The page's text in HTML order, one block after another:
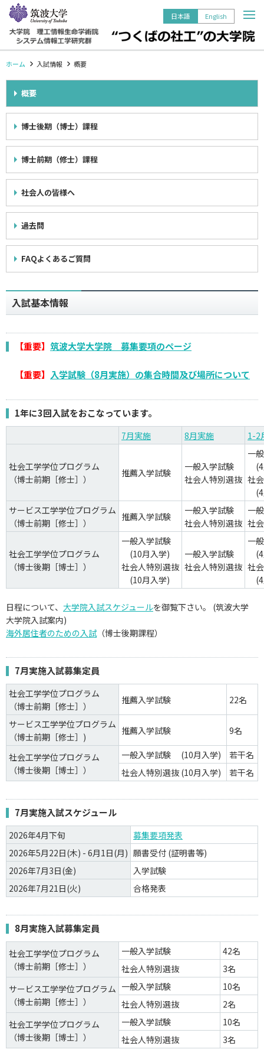
日本語 English
ホーム
つくばの社工の大学院のミッション
社会工学学位プロクラム（博士・修士）
サービス工学学位プログラム（修士）
社会人向け修士（社会工学）地域未来創生教育コース
教員情報
入試情報
留学生受入
お問い合わせ
ホーム 入試情報 概要
概要
博士後期（博士）課程
博士前期（修士）課程
社会人の皆様へ
過去問
FAQよくあるご質問
入試基本情報
【重要】 筑波大学大学院 募集要項のページ
【重要】 入学試験（8月実施）の集合時間及び場所について
1年に3回入試をおこなっています。
7月実施 8月実施 1-2
社会工学学位プログラム
（博士前期［修士］）
推薦入学試験
一般入学試験
社会人特別選抜
一
(4
社
(4
サービス工学学位プログラム
（博士前期［修士］）
推薦入学試験
一般入学試験
社会人特別選抜
一
社
社会工学学位プログラム
（博士後期［博士］）
一般入学試験
(10月入学)
社会人特別選抜
(10月入学)
一般入学試験
社会人特別選抜
一
(4
社
(4
日程について、 大学院入試スケジュールを御覧下さい。 (筑波大学
大学院入試案内)
海外居住者のための入試（博士後期課程）
7月実施入試募集定員
社会工学学位プログラム
（博士前期［修士］）
推薦入学試験 22名
サービス工学学位プログラム
（博士前期［修士］)
推薦入学試験 9名
社会工学学位プログラム
（博士後期［博士］）
一般入学試験 (10月入学)
若干名
社会人特別選抜 (10月入学)
若干名
7月実施入試スケジュール
2026年4月下旬
募集要項発表
2026年5月22日(木) - 6月1日(月) 願書受付 (証明書等)
2026年7月3日(金)
入学試験
2026年7月21日(火)
合格発表
8月実施入試募集定員
社会工学学位プログラム
（博士前期［修士］）
一般入学試験
42名
社会人特別選抜
3名
サービス工学学位プログラム
（博士前期［修士］）
一般入学試験
10名
社会人特別選抜
2名
社会工学学位プログラム
（博士後期［博士］）
一般入学試験
10名
社会人特別選抜
3名